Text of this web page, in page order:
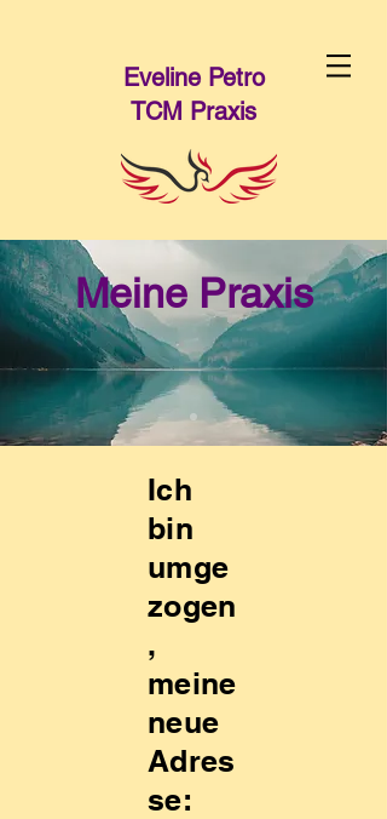
Eveline Petro
TCM Praxis
Meine Praxis
Ich
bin
umge
zogen
,
meine
neue
Adres
se: